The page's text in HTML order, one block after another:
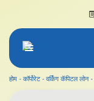
होम कॉर्पोरेट वर्किंग कॅपिटल लोन
वर्किंग कॅपिटल डिमांड लोन